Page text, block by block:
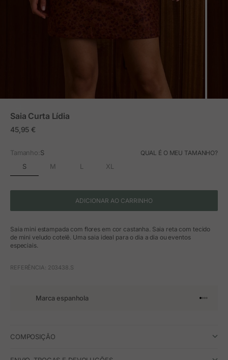
Saia Curta Lídia
Preço em promoção
45,95 €
Tamanho:S QUAL É O MEU TAMANHO?
S M L XL
ADICIONAR AO CARRINHO
Saia mini estampada com flores em cor castanha. Saia reta com tecido
de mini veludo cotelê. Uma saia ideal para o dia a dia ou eventos
especiais.
REFERÊNCIA: 203438.S
Marca espanhola Ir para o
Ir para
Ir para
Ir para
COMPOSIÇÃO